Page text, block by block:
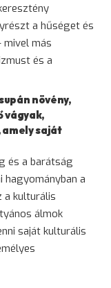
a hűséget és
más
és a
növény,
vágyak,
saját
és a barátság
hagyományban a
a kulturális
álmok
saját kulturális